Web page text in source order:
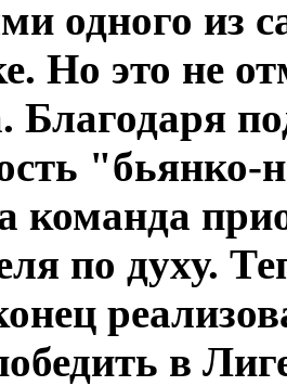
одного из
Но это не
Благодаря
"бьянко-
команда
по духу.
в